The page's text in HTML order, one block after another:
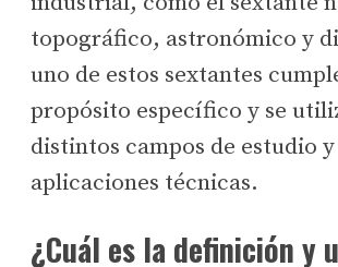
topográfico, astronómico y
uno de estos sextantes
propósito específico y se
distintos campos de estudio y
aplicaciones técnicas.
¿Cuál es la definición y